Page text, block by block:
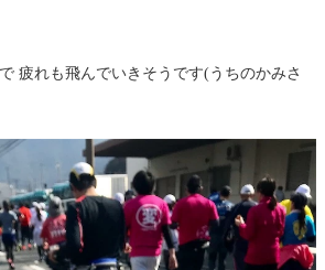
疲れも飛んでいきそうです(うちのかみさ